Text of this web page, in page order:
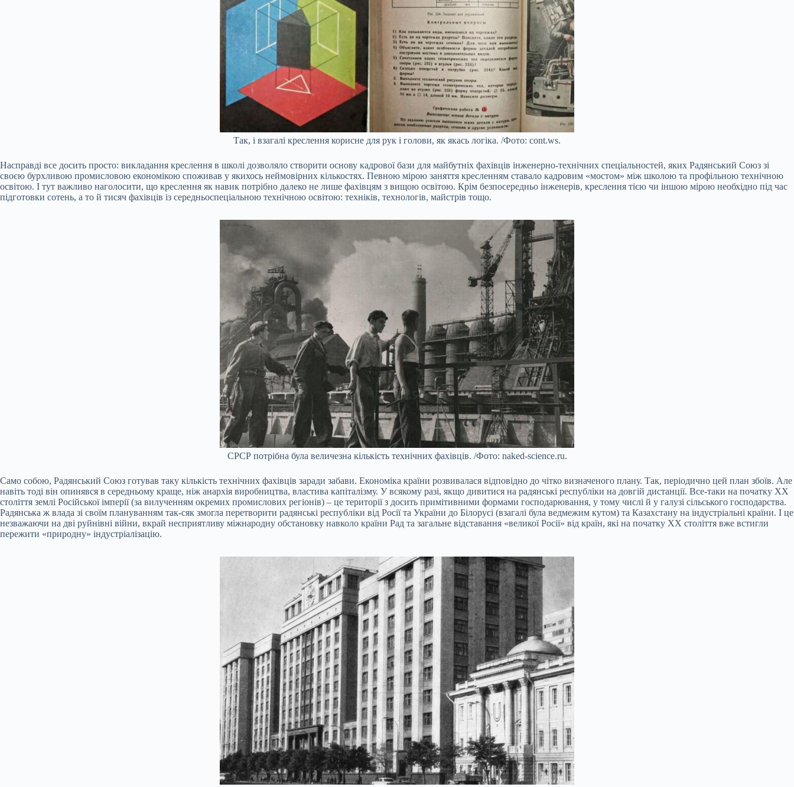
Так, і взагалі креслення корисне для рук і голови, як якась логіка. /Фото: cont.ws.
Насправді все досить просто: викладання креслення в школі дозволяло створити основу кадрової бази для майбутніх фахівців інженерно-технічних спеціальностей, яких Радянський Союз зі
своєю бурхливою промисловою економікою споживав у якихось неймовірних кількостях. Певною мірою заняття кресленням ставало кадровим «мостом» між школою та профільною технічною
освітою. І тут важливо наголосити, що креслення як навик потрібно далеко не лише фахівцям з вищою освітою. Крім безпосередньо інженерів, креслення тією чи іншою мірою необхідно під час
підготовки сотень, а то й тисяч фахівців із середньоспеціальною технічною освітою: техніків, технологів, майстрів тощо.
СРСР потрібна була величезна кількість технічних фахівців. /Фото: naked-science.ru.
Само собою, Радянський Союз готував таку кількість технічних фахівців заради забави. Економіка країни розвивалася відповідно до чітко визначеного плану. Так, періодично цей план збоїв. Але
навіть тоді він опинявся в середньому краще, ніж анархія виробництва, властива капіталізму. У всякому разі, якщо дивитися на радянські республіки на довгій дистанції. Все-таки на початку XX
століття землі Російської імперії (за вилученням окремих промислових регіонів) – це території з досить примітивними формами господарювання, у тому числі й у галузі сільського господарства.
Радянська ж влада зі своїм плануванням так-сяк змогла перетворити радянські республіки від Росії та України до Білорусі (взагалі була ведмежим кутом) та Казахстану на індустріальні країни. І це
незважаючи на дві руйнівні війни, вкрай несприятливу міжнародну обстановку навколо країни Рад та загальне відставання «великої Росії» від країн, які на початку XX століття вже встигли
пережити «природну» індустріалізацію.